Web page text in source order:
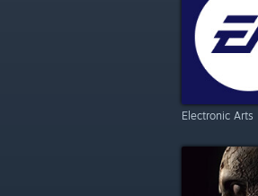
Electronic Arts